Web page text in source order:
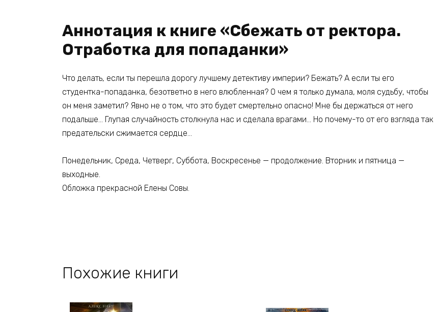
Аннотация к книге «Сбежать от ректора.
Отработка для попаданки»
Что делать, если ты перешла дорогу лучшему детективу империи? Бежать? А если ты его
студентка-попаданка, безответно в него влюбленная? О чем я только думала, моля судьбу, чтобы
он меня заметил? Явно не о том, что это будет смертельно опасно! Мне бы держаться от него
подальше… Глупая случайность столкнула нас и сделала врагами… Но почему-то от его взгляда так
предательски сжимается сердце…
Понедельник, Среда, Четверг, Суббота, Воскресенье — продолжение. Вторник и пятница —
выходные.
Обложка прекрасной Елены Совы.
Похожие книги